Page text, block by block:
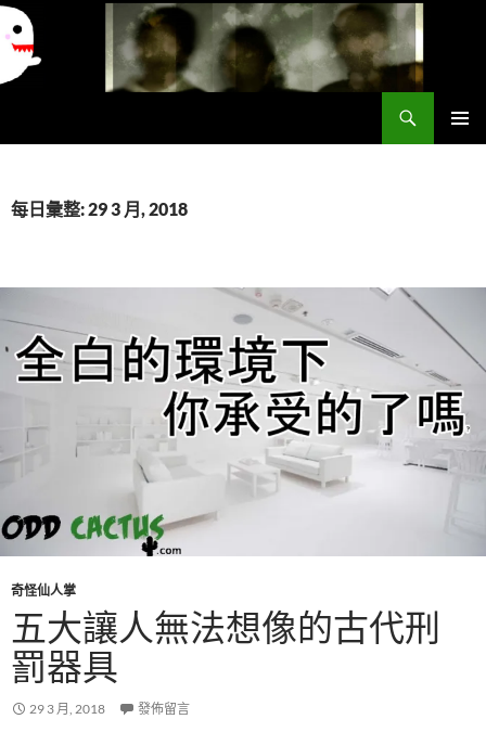
要
每日彙整: 29 3 月, 2018
奇怪仙人掌
五大讓人無法想像的古代刑
罰器具
29 3 月, 2018 發佈留言